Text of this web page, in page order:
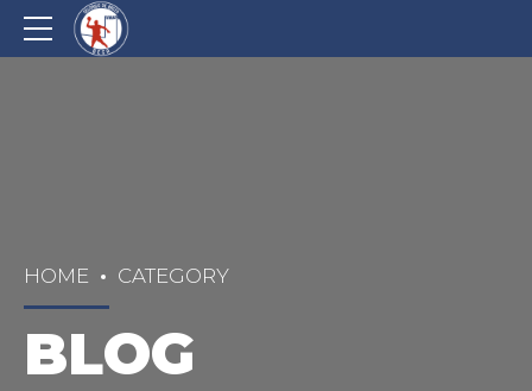
HOME CATEGORY
BLOG